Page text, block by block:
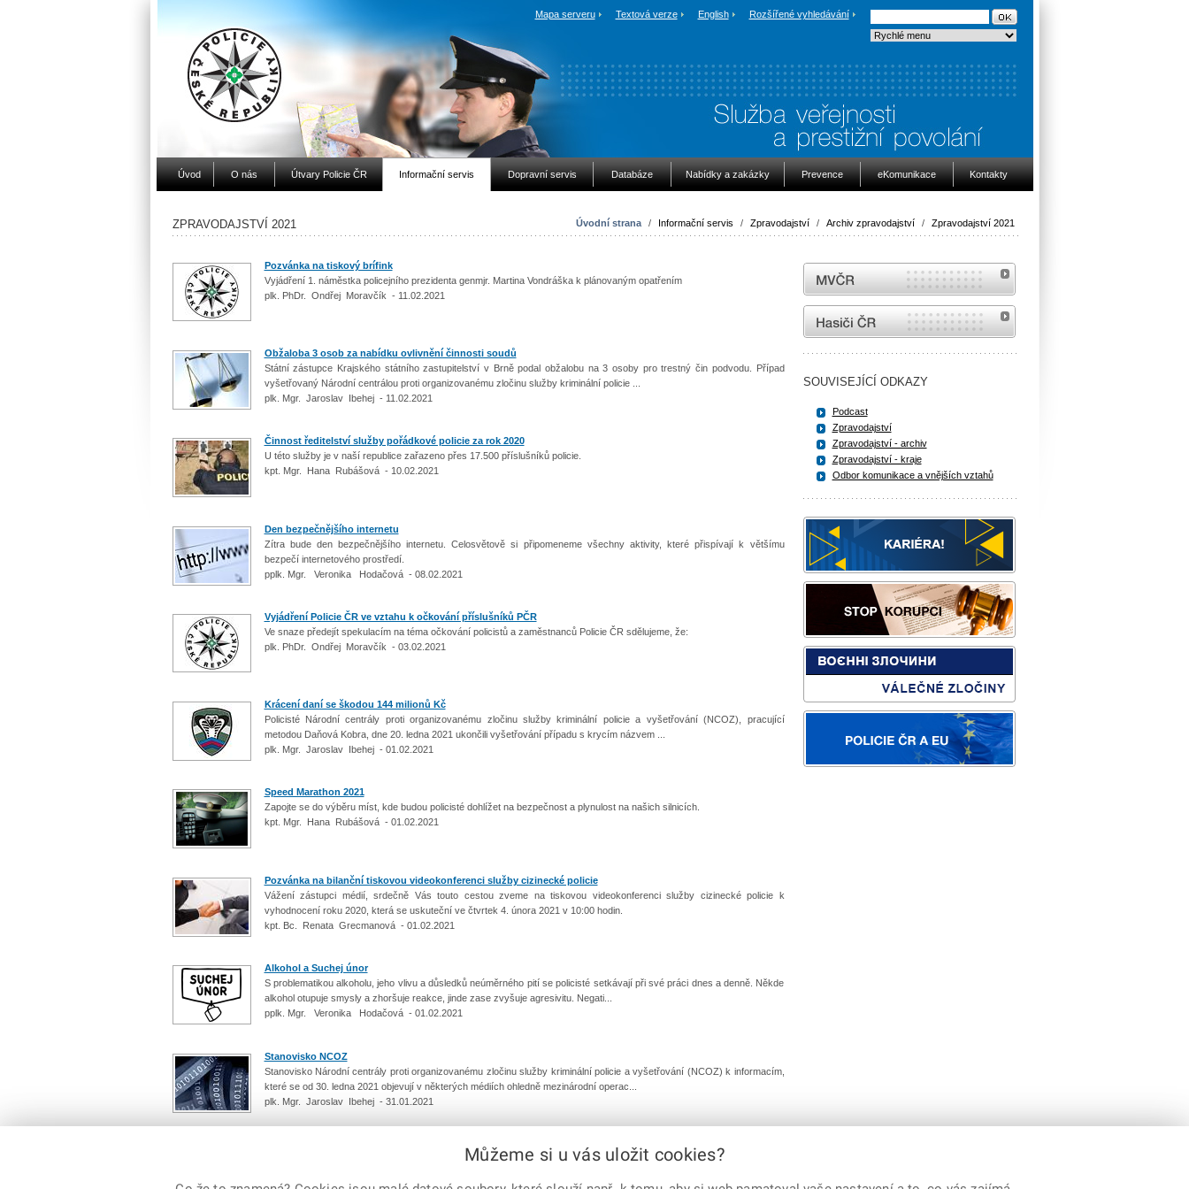
Mapa serveru Textová verze English Rozšířené vyhledávání
Úvod O nás Útvary Policie ČR Informační servis Dopravní servis Databáze Nabídky a zakázky Prevence eKomunikace Kontakty
Úvodní strana / Informační servis / Zpravodajství / Archiv zpravodajství / Zpravodajství 2021
ZPRAVODAJSTVÍ 2021
Pozvánka na tiskový brífink
Vyjádření 1. náměstka policejního prezidenta genmjr. Martina Vondráška k plánovaným opatřením
plk. PhDr. Ondřej Moravčík - 11.02.2021
Obžaloba 3 osob za nabídku ovlivnění činnosti soudů
Státní zástupce Krajského státního zastupitelství v Brně podal obžalobu na 3 osoby pro trestný čin podvodu. Případ
vyšetřovaný Národní centrálou proti organizovanému zločinu služby kriminální policie ...
plk. Mgr. Jaroslav Ibehej - 11.02.2021
Činnost ředitelství služby pořádkové policie za rok 2020
U této služby je v naší republice zařazeno přes 17.500 příslušníků policie.
kpt. Mgr. Hana Rubášová - 10.02.2021
Den bezpečnějšího internetu
Zítra bude den bezpečnějšího internetu. Celosvětově si připomeneme všechny aktivity, které přispívají k většímu
bezpečí internetového prostředí.
pplk. Mgr. Veronika Hodačová - 08.02.2021
Vyjádření Policie ČR ve vztahu k očkování příslušníků PČR
Ve snaze předejít spekulacím na téma očkování policistů a zaměstnanců Policie ČR sdělujeme, že:
plk. PhDr. Ondřej Moravčík - 03.02.2021
Krácení daní se škodou 144 milionů Kč
Policisté Národní centrály proti organizovanému zločinu služby kriminální policie a vyšetřování (NCOZ), pracující
metodou Daňová Kobra, dne 20. ledna 2021 ukončili vyšetřování případu s krycím názvem ...
plk. Mgr. Jaroslav Ibehej - 01.02.2021
Speed Marathon 2021
Zapojte se do výběru míst, kde budou policisté dohlížet na bezpečnost a plynulost na našich silnicích.
kpt. Mgr. Hana Rubášová - 01.02.2021
Pozvánka na bilanční tiskovou videokonferenci služby cizinecké policie
Vážení zástupci médií, srdečně Vás touto cestou zveme na tiskovou videokonferenci služby cizinecké policie k
vyhodnocení roku 2020, která se uskuteční ve čtvrtek 4. února 2021 v 10:00 hodin.
kpt. Bc. Renata Grecmanová - 01.02.2021
Alkohol a Suchej únor
S problematikou alkoholu, jeho vlivu a důsledků neúměrného pití se policisté setkávají při své práci dnes a denně. Někde
alkohol otupuje smysly a zhoršuje reakce, jinde zase zvyšuje agresivitu. Negati...
pplk. Mgr. Veronika Hodačová - 01.02.2021
Stanovisko NCOZ
Stanovisko Národní centrály proti organizovanému zločinu služby kriminální policie a vyšetřování (NCOZ) k informacím,
které se od 30. ledna 2021 objevují v některých médiích ohledně mezinárodní operac...
plk. Mgr. Jaroslav Ibehej - 31.01.2021
MVČR
internetové stránky Hasiči ČR
SOUVISEJÍCÍ ODKAZY
Podcast
Zpravodajství
Zpravodajství - archiv
Zpravodajství - kraje
Odbor komunikace a vnějších vztahů
Můžeme si u vás uložit cookies?